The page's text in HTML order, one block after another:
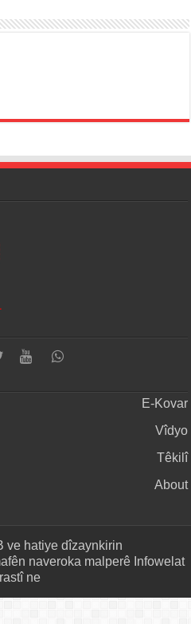
E-Kovar
Vîdyo
Têkilî
About
ve hatiye dîzaynkirin
naveroka malperê Infowelat
ne